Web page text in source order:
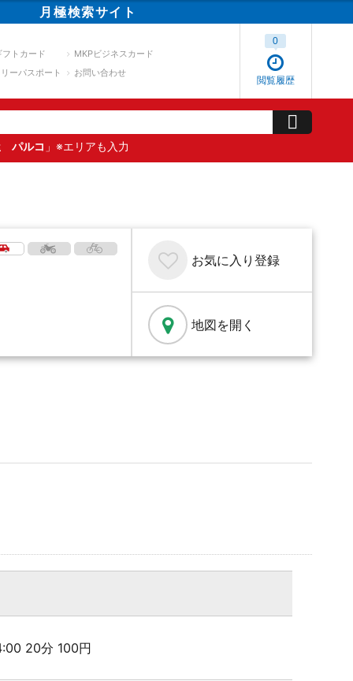
月極検索サイト
フトカード
MKPビジネスカード
ーパスポート
お問い合わせ
閲覧履歴
0
パルコ 」※エリアも入力
お気に入り 登録
地図を開く
20分 100円